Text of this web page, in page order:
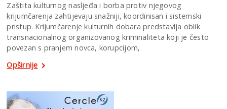
Zaštita kulturnog nasljeđa i borba protiv njegovog
krijumčarenja zahtijevaju snažniji, koordinisan i sistemski
pristup. Krijumčarenje kulturnih dobara predstavlja oblik
transnacionalnog organizovanog kriminaliteta koji je često
povezan s pranjem novca, korupcijom,
Opširnije